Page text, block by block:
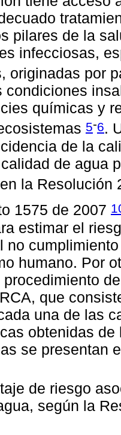
pilares de la
infecciosas,
originadas por
condiciones
químicas y
5-6.
de la
de agua
la Resolución
1575 de 2007
estimar el
no
humano. Por
que
una de las
obtenidas
se presentan
de riesgo
según la